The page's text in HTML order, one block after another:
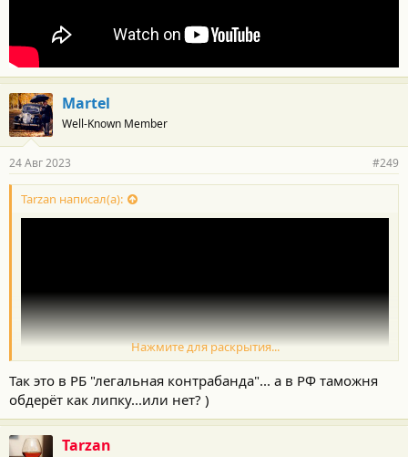
Martel
Well-Known Member
24 Авг 2023 #249
Tarzan написал(а):
Нажмите для раскрытия...
Так это в РБ "легальная контрабанда"... а в РФ таможня
обдерёт как липку...или нет? )
Tarzan